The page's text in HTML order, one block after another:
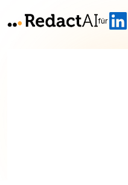
für